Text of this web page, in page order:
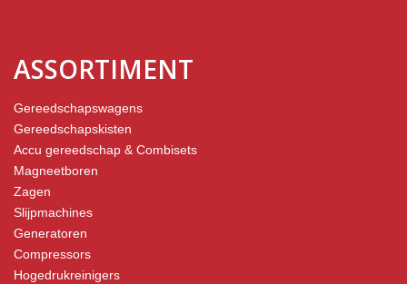
ASSORTIMENT
Gereedschapswagens
Gereedschapskisten
Accu gereedschap & Combisets
Magneetboren
Zagen
Slijpmachines
Generatoren
Compressors
Hogedrukreinigers